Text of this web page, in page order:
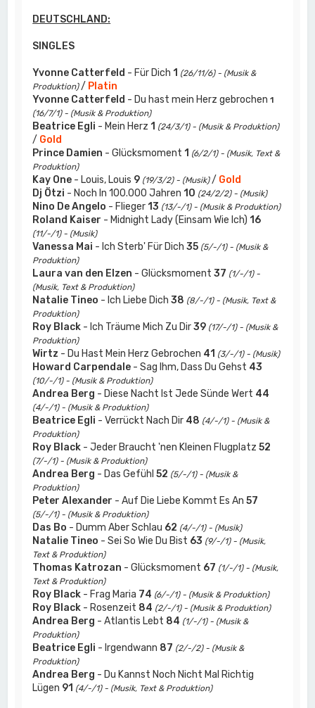
DEUTSCHLAND:
SINGLES
Yvonne Catterfeld - Für Dich 1 (26/11/6) - (Musik &
Produktion)/ Platin
Yvonne Catterfeld - Du hast mein Herz gebrochen1
(16/7/1) - (Musik & Produktion)
Beatrice Egli - Mein Herz 1 (24/3/1) - (Musik & Produktion)
/ Gold
Prince Damien - Glücksmoment 1 (6/2/1) - (Musik, Text &
Produktion)
Kay One - Louis, Louis 9 (19/3/2) - (Musik)/ Gold
Dj Ötzi - Noch In 100.000 Jahren 10 (24/2/2) - (Musik)
Nino De Angelo - Flieger 13 (13/-/1) - (Musik & Produktion)
Roland Kaiser - Midnight Lady (Einsam Wie Ich) 16
(11/-/1) - (Musik)
Vanessa Mai - Ich Sterb' Für Dich35 (5/-/1) - (Musik &
Produktion)
Laura van den Elzen - Glücksmoment37 (1/-/1) -
(Musik, Text & Produktion)
Natalie Tineo - Ich Liebe Dich38 (8/-/1) - (Musik, Text &
Produktion)
Roy Black - Ich Träume Mich Zu Dir39 (17/-/1) - (Musik &
Produktion)
Wirtz - Du Hast Mein Herz Gebrochen 41 (3/-/1) - (Musik)
Howard Carpendale - Sag Ihm, Dass Du Gehst 43
(10/-/1) - (Musik & Produktion)
Andrea Berg - Diese Nacht Ist Jede Sünde Wert 44
(4/-/1) - (Musik & Produktion)
Beatrice Egli - Verrückt Nach Dir 48 (4/-/1) - (Musik &
Produktion)
Roy Black - Jeder Braucht 'nen Kleinen Flugplatz52
(7/-/1) - (Musik & Produktion)
Andrea Berg - Das Gefühl52 (5/-/1) - (Musik &
Produktion)
Peter Alexander - Auf Die Liebe Kommt Es An57
(5/-/1) - (Musik & Produktion)
Das Bo - Dumm Aber Schlau 62 (4/-/1) - (Musik)
Natalie Tineo - Sei So Wie Du Bist 63 (9/-/1) - (Musik,
Text & Produktion)
Thomas Katrozan - Glücksmoment 67 (1/-/1) - (Musik,
Text & Produktion)
Roy Black - Frag Maria 74 (6/-/1) - (Musik & Produktion)
Roy Black - Rosenzeit 84 (2/-/1) - (Musik & Produktion)
Andrea Berg - Atlantis Lebt 84 (1/-/1) - (Musik &
Produktion)
Beatrice Egli - Irgendwann 87 (2/-/2) - (Musik &
Produktion)
Andrea Berg - Du Kannst Noch Nicht Mal Richtig
Lügen 91 (4/-/1) - (Musik, Text & Produktion)